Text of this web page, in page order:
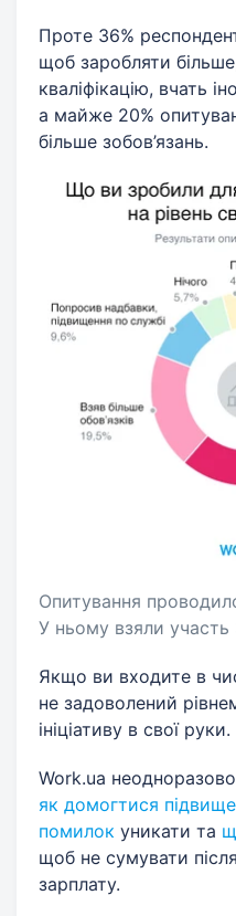
Проте 36%
щоб заробляти
кваліфікацію, вчать
а майже 20%
більше зобов’язань.
Опитування
У ньому взяли
Якщо ви входите в
не задоволений
ініціативу в свої руки.
Work.ua
як домогтися
помилок уникати та
щоб не сумувати
зарплату.